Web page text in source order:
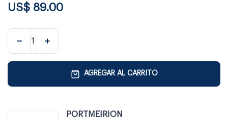
US$ 89.00
AGREGAR AL CARRITO
PORTMEIRION